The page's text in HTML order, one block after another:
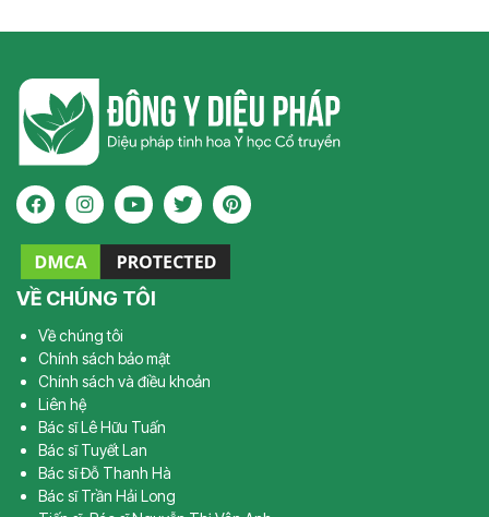
VỀ CHÚNG TÔI
Về chúng tôi
Chính sách bảo mật
Chính sách và điều khoản
Liên hệ
Bác sĩ Lê Hữu Tuấn
Bác sĩ Tuyết Lan
Bác sĩ Đỗ Thanh Hà
Bác sĩ Trần Hải Long